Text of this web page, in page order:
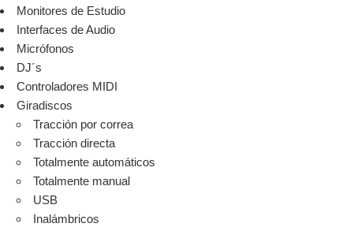
Monitores de Estudio
Interfaces de Audio
Micrófonos
DJ´s
Controladores MIDI
Giradiscos
Tracción por correa
Tracción directa
Totalmente automáticos
Totalmente manual
USB
Inalámbricos